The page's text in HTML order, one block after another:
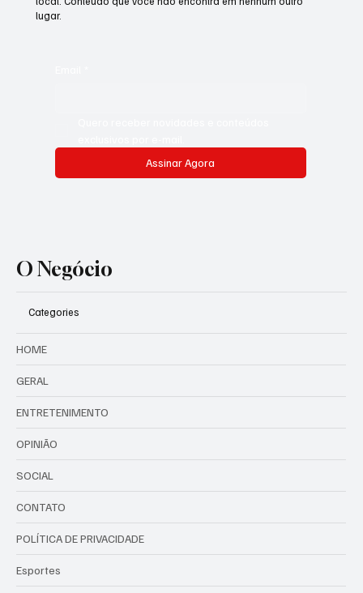
Assinar Agora
lugar.
O Negócio
Categories
HOME
GERAL
ENTRETENIMENTO
OPINIÃO
SOCIAL
CONTATO
POLÍTICA DE PRIVACIDADE
Esportes